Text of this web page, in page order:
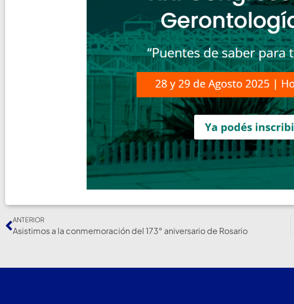
ANTERIOR
Asistimos a la conmemoración del 173° aniversario de Rosario